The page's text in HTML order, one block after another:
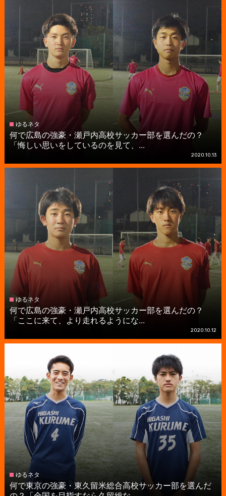
ゆるネタ
何で広島の強豪・瀬戸内高校サッカー部を選んだの？
「悔しい思いをしているのを見て、...
2020.10.13
ゆるネタ
何で広島の強豪・瀬戸内高校サッカー部を選んだの？
「ここに来て、より走れるようにな...
2020.10.12
ゆるネタ
何で東京の強豪・東久留米総合高校サッカー部を選んだ